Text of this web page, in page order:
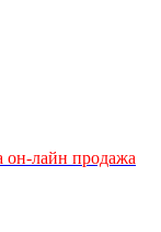
он-лайн продажа